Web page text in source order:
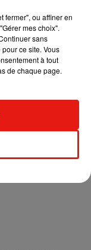
la vie de chatelain
fermer", ou affiner en
mes choix".
sans
ce site. Vous
à tout
de chaque page.